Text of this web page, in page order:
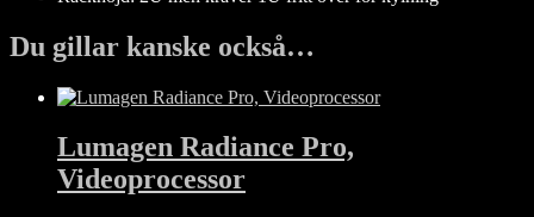
Du gillar kanske också…
Lumagen Radiance Pro,
Videoprocessor